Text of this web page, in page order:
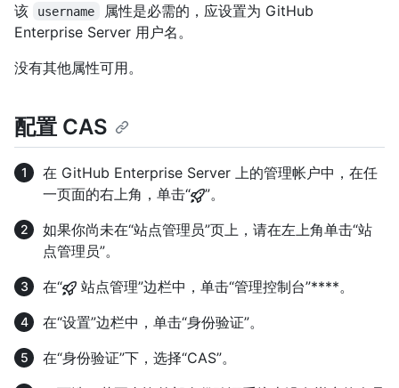
该 username
属性是必需的，应设置为 GitHub
Enterprise Server 用户名。
没有其他属性可用。
配置 CAS
在 GitHub Enterprise Server 上的管理帐户中，在任
一页面的右上角，单击“
”。
如果你尚未在“站点管理员”页上，请在左上角单击“站
点管理员”。
在“
站点管理”边栏中，单击“管理控制台”****。
在“设置”边栏中，单击“身份验证”。
在“身份验证”下，选择“CAS”。